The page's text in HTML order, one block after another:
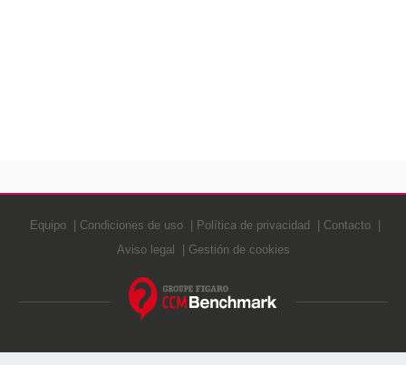
Equipo Condiciones de uso Política de privacidad
Contacto
Aviso legal
Gestión de cookies